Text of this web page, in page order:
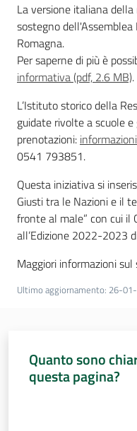
La versione italiana
sostegno
Romagna.
Per saperne di più è
informativa (pdf, 2.6 MB).
L’Istituto storico della
guidate rivolte a scuole
prenotazioni:
0541 793851.
Questa iniziativa si
Giusti tra le Nazioni e il
fronte al male” con cui il
all’Edizione 2022-2023
Maggiori informazioni sul
Ultimo aggiornamento: 26-
Quanto sono
questa pagina?